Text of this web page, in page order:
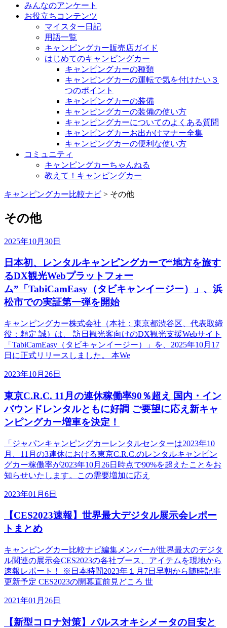
みんなのアンケート
お役立ちコンテンツ
マイスター日記
用語一覧
キャンピングカー販売店ガイド
はじめてのキャンピングカー
キャンピングカーの種類
キャンピングカーの運転で気を付けたい３
つのポイント
キャンピングカーの装備
キャンピングカーの装備の使い方
キャンピングカーについてのよくある質問
キャンピングカーお出かけマナー全集
キャンピングカーの便利な使い方
コミュニティ
キャンピングカーちゃんねる
教えて！キャンピングカー
キャンピングカー比較ナビ > その他
その他
2025年10月30日
日本初、レンタルキャンピングカーで“地方を旅す
るDX観光Webプラットフォー
ム”「TabiCamEasy（タビキャンイージー）」、浜
松市での実証第一弾を開始
キャンピングカー株式会社（本社：東京都渋谷区、代表取締
役：頼定 誠）は、 訪日観光客向けのDX観光支援Webサイト
「TabiCamEasy（タビキャンイージー）」を、2025年10月17
日に正式リリースしました。 本We
2023年10月26日
東京C.R.C. 11月の連休稼働率90％超え 国内・イン
バウンドレンタルともに好調 ご要望に応え新キャ
ンピングカー増車を決定！
「ジャパンキャンピングカーレンタルセンターは2023年10
月、11月の3連休における東京C.R.C.のレンタルキャンピン
グカー稼働率が2023年10月26日時点で90%を超えたことをお
知らせいたします。この需要増加に応え
2023年01月6日
【CES2023速報】世界最大デジタル展示会レポー
トまとめ
キャンピングカー比較ナビ編集メンバーが世界最大のデジタ
ル関連の展示会CES2023の各社ブース、アイテムを現地から
速報レポート！ ※日本時間2023年１月7日早朝から随時記事
更新予定 CES2023の開幕直前見どころ 世
2021年01月26日
【新型コロナ対策】パルスオキシメータの目安と